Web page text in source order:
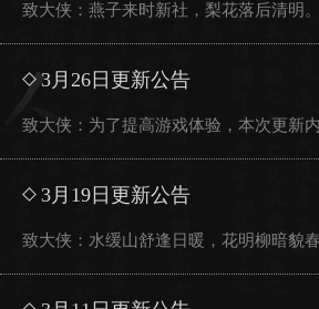
致大侠：燕子来时新社，梨花落后清明
3月26日更新公告
致大侠：为了提高游戏体验，本次更新
3月19日更新公告
致大侠：水缓山舒逢日暖，花明柳暗貌